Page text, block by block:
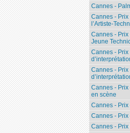
Cannes -
Cannes - Prix
l’Artiste-
Cannes - Prix
Jeune
Cannes - Prix
Cannes - Prix
Cannes - Prix
en scène
Cannes - Prix
Cannes -
Cannes - Prix